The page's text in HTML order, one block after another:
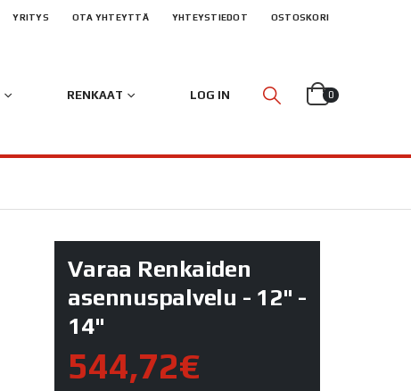
YRITYS OTA YHTEYTTÄ YHTEYSTIEDOT OSTOSKORI
RENKAAT LOG IN 0
Varaa Renkaiden
asennuspalvelu - 12" -
14"
544,72€